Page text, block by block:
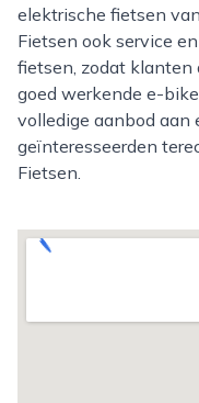
elektrische fietsen
Fietsen ook service
fietsen, zodat klanten
goed werkende e-
volledige aanbod aan
geïnteresseerden
Fietsen.